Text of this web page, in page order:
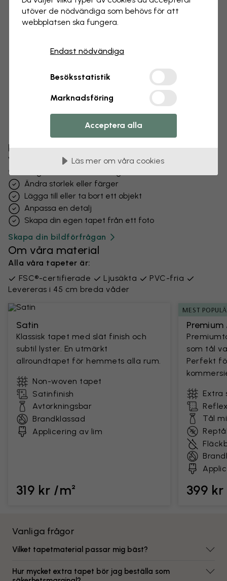
Förändra din tapet
Vårt designteam kan justera vilket motiv som helst
för att göra det unikt för dig.
Ändra storlek eller färger
Lägga till eller ta bort ett objekt
Anpassa en detalj
Skapa din egen tapet från ett foto
Skapa din bildförfrågan
Om våra material
Alla våra tapeter är:
FSC®-certifierade
Ljusäkta
PVC-fria
Levereras i 45 cm breda våder
Satin
Klassisk tapet med slät finish och
subtil lyster. En utmärkt
allroundtapet för hemmets alla rum.
Non-woven tapet
Satinfinish
Avtorkningsbar
Brandklassad
Applicering av lim
319 kr /m²
MEST
som tål
Perfekt
Extra
Tål
399
Vanliga frågor
Vilket tapetmaterial passar mig bäst?
Hur mycket extra tapet bör jag beställa som
utöver de nödvändiga som behövs för att
webbplatsen ska fungera.
Endast nödvändiga
Besöksstatistik
Marknadsföring
Acceptera alla
Läs mer om våra cookies